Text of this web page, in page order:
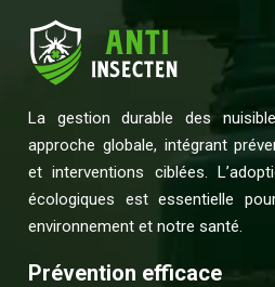
La gestion durable des
approche globale, intégrant
et interventions ciblées.
écologiques est essentielle
environnement et notre santé.
Prévention efficace